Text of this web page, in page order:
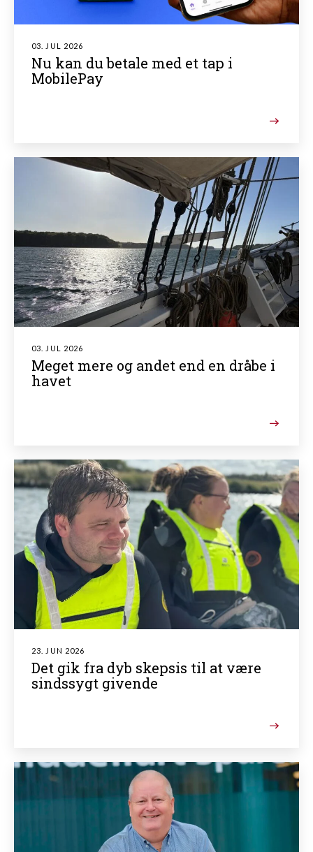
03. JUL 2026
Nu kan du betale med et tap i
MobilePay
03. JUL 2026
Meget mere og andet end en dråbe i
havet
23. JUN 2026
Det gik fra dyb skepsis til at være
sindssygt givende